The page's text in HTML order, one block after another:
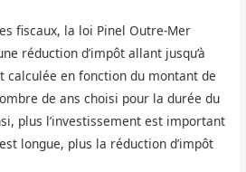
fiscaux, la loi Pinel Outre-Mer
réduction d’impôt allant jusqu’à
calculée en fonction du montant de
de ans choisi pour la durée du
plus l’investissement est important
longue, plus la réduction d’impôt